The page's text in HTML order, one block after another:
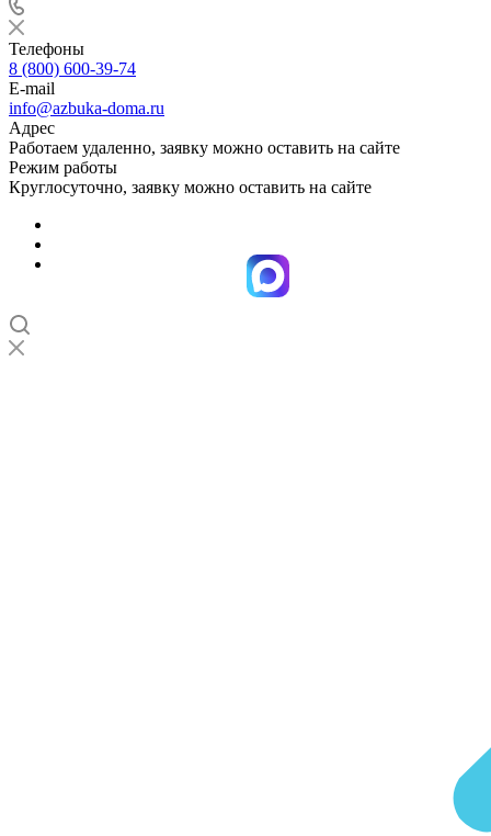
Телефоны
8 (800) 600-39-74
E-mail
info@azbuka-doma.ru
Адрес
Работаем удаленно, заявку можно оставить на сайте
Режим работы
Круглосуточно, заявку можно оставить на сайте